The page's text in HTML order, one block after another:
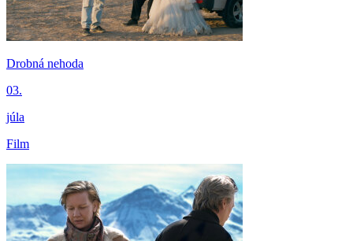
Drobná nehoda
03.
júla
Film